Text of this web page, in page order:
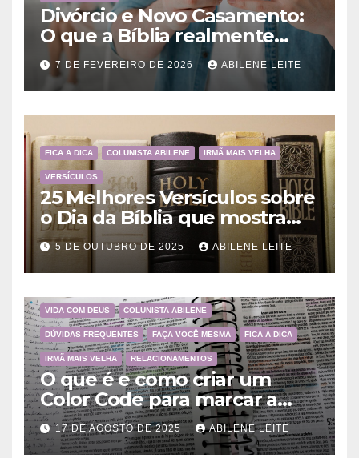
Divórcio e Novo Casamento:
O que a Bíblia realmente
ensina
7 DE FEVEREIRO DE 2026 ABILENE LEITE
FICA A DICA COLUNISTA ABILENE IRMÃ MAIS VELHA
VERSÍCULOS
25 Melhores Versículos sobre
o Dia da Bíblia que mostram
a importância da Palavra de
Deus
5 DE OUTUBRO DE 2025 ABILENE LEITE
VIDA COM DEUS COLUNISTA ABILENE
DÚVIDAS FREQUENTES FAÇA VOCÊ MESMA FICA A DICA
IRMÃ MAIS VELHA RELACIONAMENTOS
O que é e como criar um
Color Code para marcar a
Bíblia?
17 DE AGOSTO DE 2025 ABILENE LEITE